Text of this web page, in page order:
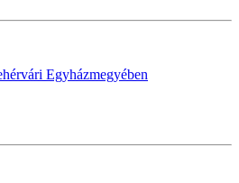
Egyházmegyében